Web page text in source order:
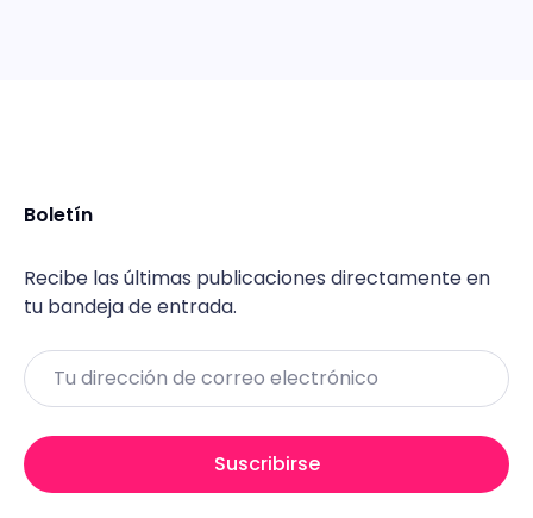
Boletín
Recibe las últimas publicaciones directamente en
tu bandeja de entrada.
Email
Suscribirse